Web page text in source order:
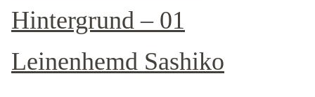
Hintergrund – 01
Leinenhemd Sashiko